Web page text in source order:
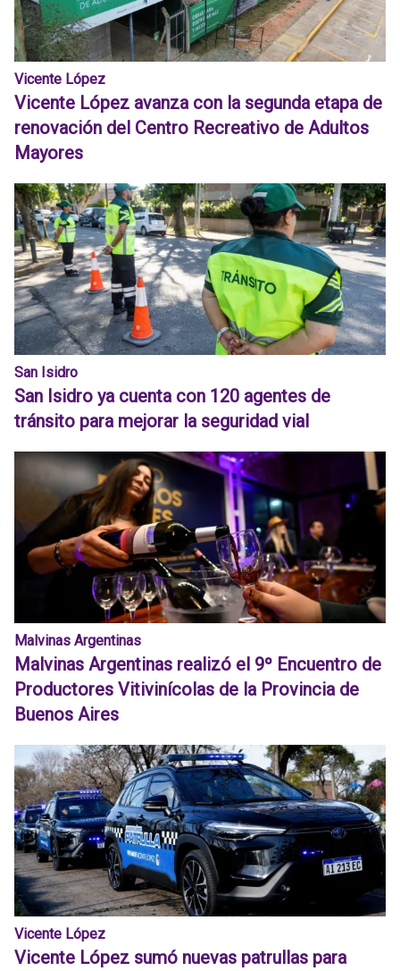
Vicente López
Vicente López avanza con la segunda etapa de
renovación del Centro Recreativo de Adultos
Mayores
San Isidro
San Isidro ya cuenta con 120 agentes de
tránsito para mejorar la seguridad vial
Malvinas Argentinas
Malvinas Argentinas realizó el 9º Encuentro de
Productores Vitivinícolas de la Provincia de
Buenos Aires
Vicente López
Vicente López sumó nuevas patrullas para